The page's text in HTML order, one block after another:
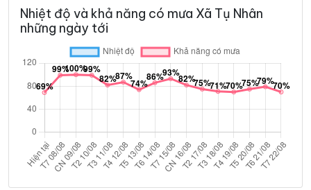
Nhiệt độ và khả năng có mưa Xã Tụ Nhân
những ngày tới